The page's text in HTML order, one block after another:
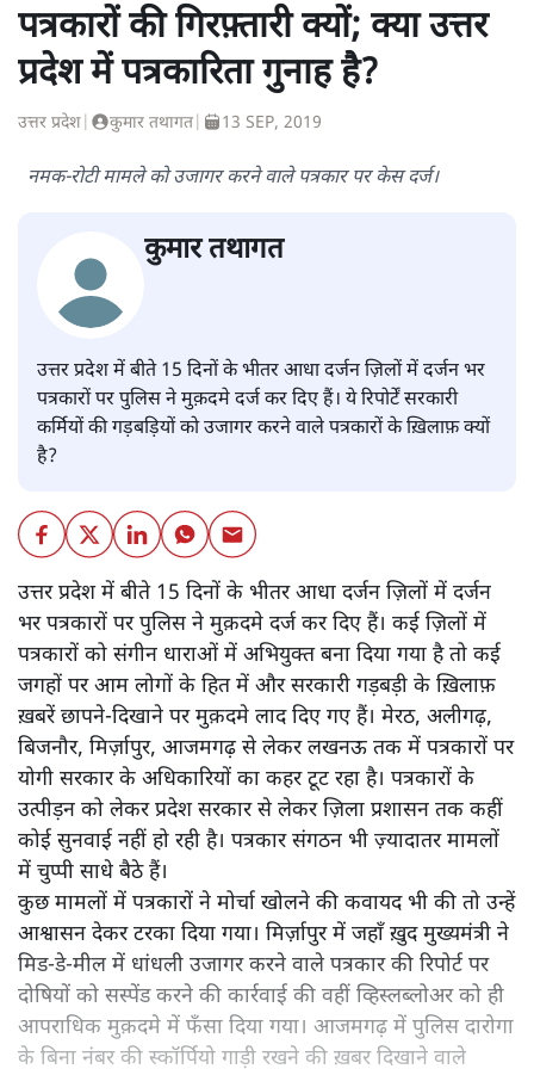
पत्रकारों की गिरफ़्तारी क्यों; क्या उत्तर
प्रदेश में पत्रकारिता गुनाह है?
उत्तर प्रदेश कुमार तथागत 13 SEP, 2019
नमक-रोटी मामले को उजागर करने वाले पत्रकार पर केस दर्ज।
कुमार तथागत
उत्तर प्रदेश में बीते 15 दिनों के भीतर आधा दर्जन ज़िलों में दर्जन भर
पत्रकारों पर पुलिस ने मुक़दमे दर्ज कर दिए हैं। ये रिपोर्टें सरकारी
कर्मियों की गड़बड़ियों को उजागर करने वाले पत्रकारों के ख़िलाफ़ क्यों
है?
उत्तर प्रदेश में बीते 15 दिनों के भीतर आधा दर्जन ज़िलों में दर्जन
भर पत्रकारों पर पुलिस ने मुक़दमे दर्ज कर दिए हैं। कई ज़िलों में
पत्रकारों को संगीन धाराओं में अभियुक्त बना दिया गया है तो कई
जगहों पर आम लोगों के हित में और सरकारी गड़बड़ी के ख़िलाफ़
ख़बरें छापने-दिखाने पर मुक़दमे लाद दिए गए हैं। मेरठ, अलीगढ़,
बिजनौर, मिर्ज़ापुर, आजमगढ़ से लेकर लखनऊ तक में पत्रकारों पर
योगी सरकार के अधिकारियों का कहर टूट रहा है। पत्रकारों के
उत्पीड़न को लेकर प्रदेश सरकार से लेकर ज़िला प्रशासन तक कहीं
कोई सुनवाई नहीं हो रही है। पत्रकार संगठन भी ज़्यादातर मामलों
में चुप्पी साधे बैठे हैं।
कुछ मामलों में पत्रकारों ने मोर्चा खोलने की कवायद भी की तो उन्हें
आश्वासन देकर टरका दिया गया। मिर्ज़ापुर में जहाँ ख़ुद मुख्यमंत्री ने
मिड-डे-मील में धांधली उजागर करने वाले पत्रकार की रिपोर्ट पर
दोषियों को सस्पेंड करने की कार्रवाई की वहीं व्हिस्लब्लोअर को ही
आपराधिक मुक़दमे में फँसा दिया गया। आजमगढ़ में पुलिस दारोगा
के बिना नंबर की स्कॉर्पियो गाड़ी रखने की ख़बर दिखाने वाले